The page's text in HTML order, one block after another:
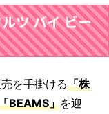
ツ バイ ビー
を手掛ける「株
BEAMS」を迎